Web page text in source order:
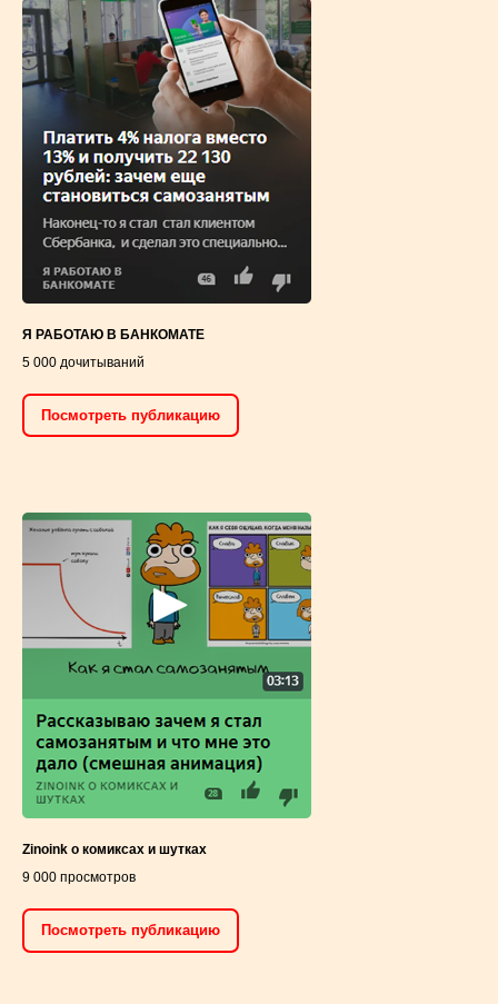
Я РАБОТАЮ В БАНКОМАТЕ
5 000 дочитываний
Посмотреть публикацию
Zinoink о комиксах и шутках
9 000 просмотров
Посмотреть публикацию